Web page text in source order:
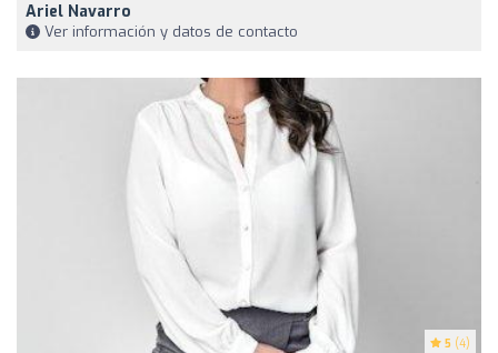
Ariel Navarro
Ver información y datos de contacto
5 (4)